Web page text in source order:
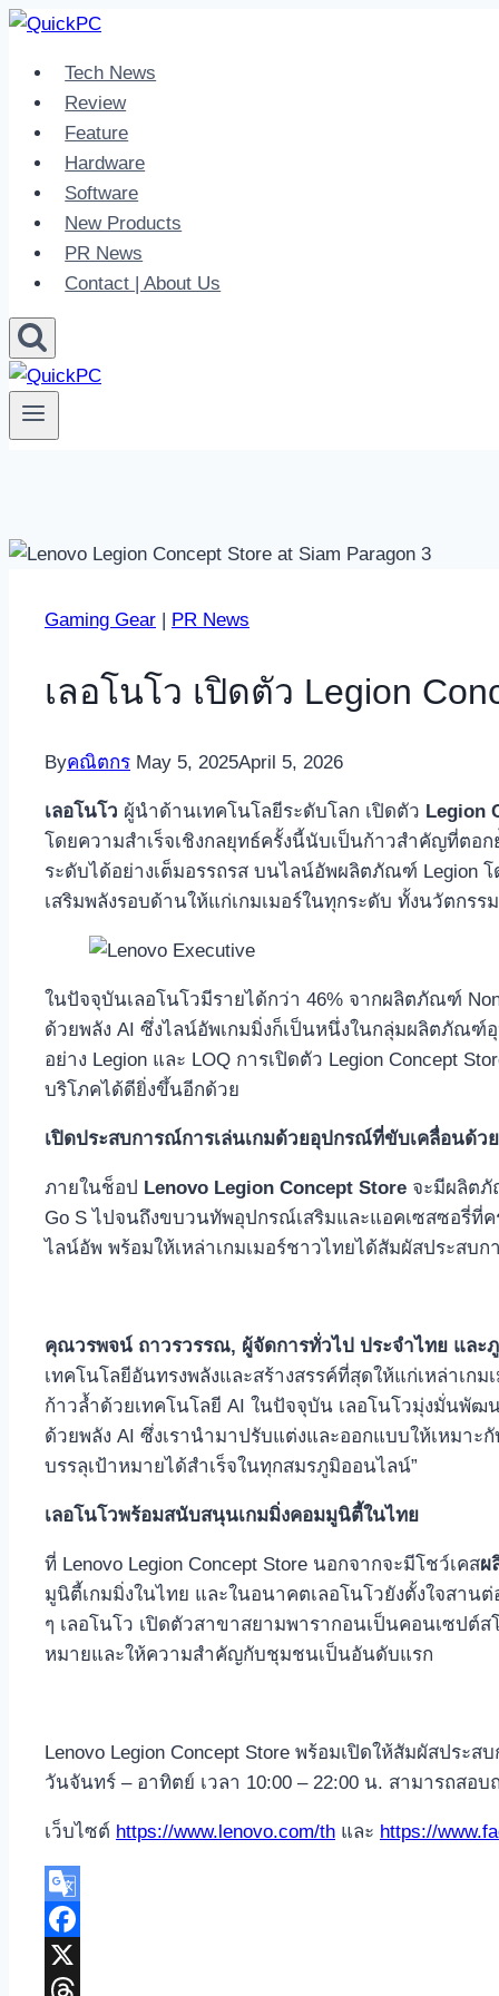
Skip
contentTech News
Review
Feature
Hardware
Software
New Products
PR News
Contact | About Us
Gaming Gear | PR News
เลอโนโว เปิดตัว Legion
Byคณิตกร May 5, 2025April 5, 2026
เลอโนโว ผู้นำด้านเทคโนโลยีระดับโลก เปิดตัว Legion
โดยความสำเร็จเชิงกลยุทธ์ครั้งนี้นับเป็นก้าวสำคัญที่ตอ
ระดับได้อย่างเต็มอรรถรส บนไลน์อัพผลิตภัณฑ์ Legion
เสริมพลังรอบด้านให้แก่เกมเมอร์ในทุกระดับ ทั้งนวัตกร
ในปัจจุบันเลอโนโวมีรายได้กว่า 46% จากผลิตภัณฑ์
ด้วยพลัง AI ซึ่งไลน์อัพเกมมิ่งก็เป็นหนึ่งในกลุ่มผลิตภัณฑ์
อย่าง Legion และ LOQ การเปิดตัว Legion Concept
บริโภคได้ดียิ่งขึ้นอีกด้วย
เปิดประสบการณ์การเล่นเกมด้วยอุปกรณ์ที่ขับเคลื่อนด้ว
ภายในช็อป Lenovo Legion Concept Store จะมีผลิตภั
Go S ไปจนถึงขบวนทัพอุปกรณ์เสริมและแอคเซสซอรี่ที่ค
ไลน์อัพ พร้อมให้เหล่าเกมเมอร์ชาวไทยได้สัมผัสประสบ
คุณวรพจน์ ถาวรวรรณ, ผู้จัดการทั่วไป ประจำไทย และ
เทคโนโลยีอันทรงพลังและสร้างสรรค์ที่สุดให้แก่เหล่าเ
ก้าวล้ำด้วยเทคโนโลยี AI ในปัจจุบัน เลอโนโวมุ่งมั่นพั
ด้วยพลัง AI ซึ่งเรานำมาปรับแต่งและออกแบบให้เหมาะ
บรรลุเป้าหมายได้สำเร็จในทุกสมรภูมิออนไลน์”
เลอโนโวพร้อมสนับสนุนเกมมิ่งคอมมูนิตี้ในไทย
ที่ Lenovo Legion Concept Store นอกจากจะมีโชว์เคสผ
มูนิตี้เกมมิ่งในไทย และในอนาคตเลอโนโวยังตั้งใจสา
ๆ เลอโนโว เปิดตัวสาขาสยามพารากอนเป็นคอนเซปต์
หมายและให้ความสำคัญกับชุมชนเป็นอันดับแรก
Lenovo Legion Concept Store พร้อมเปิดให้สัมผัสปร
วันจันทร์ – อาทิตย์ เวลา 10:00 – 22:00 น. สามารถสอ
เว็บไซต์ https://www.lenovo.com/th และ https://
Google
Translate
Facebook
X